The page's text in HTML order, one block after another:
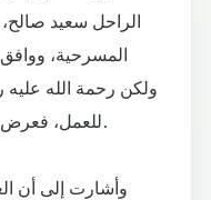
الراحل سعيد
المسرحية،
ولكن رحمة الله
للعمل، فعرض المؤلف الفكرة على نادية ووافقت.
وأشارت إلى أن